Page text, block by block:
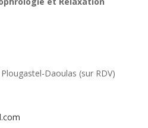
Daoulas (sur RDV)